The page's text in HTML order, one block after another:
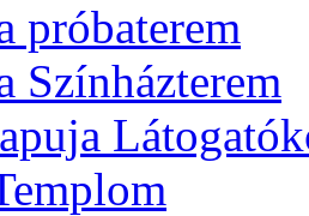
próbaterem
Színházterem